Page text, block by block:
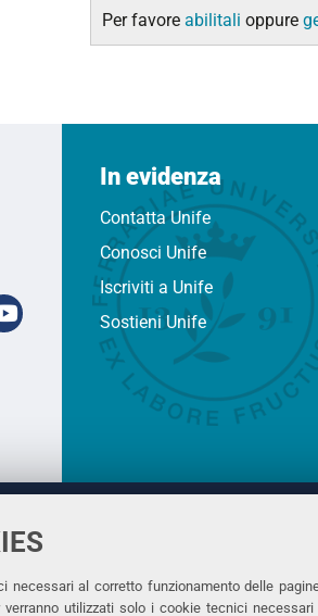
necessari al corretto funzionamento delle
verranno utilizzati solo i cookie tecnici
Per favore abilitali oppure
Youtube
In evidenza
Contatta Unife
Conosci Unife
Iscriviti a Unife
Sostieni Unife
Rettrice: Prof.ssa Laura
via Ludovico Ariosto, 35